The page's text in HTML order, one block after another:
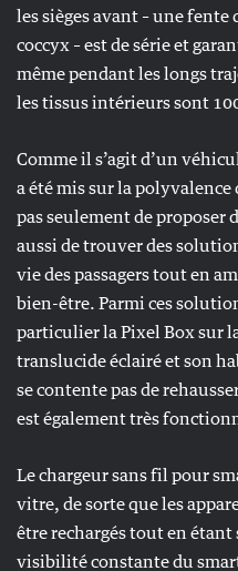
les sièges avant – une
coccyx – est de série et
même pendant les longs
les tissus intérieurs sont
Comme il s’agit d’un
a été mis sur la polyvalence
pas seulement de proposer
aussi de trouver des
vie des passagers tout en
bien-être. Parmi ces
particulier la Pixel Box sur
translucide éclairé et son
se contente pas de
est également très
Le chargeur sans fil pour
vitre, de sorte que les
être rechargés tout en
visibilité constante du